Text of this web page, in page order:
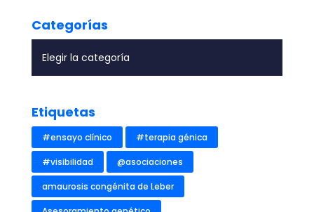
Categorías
Etiquetas
#ensayo clínico #terapia génica
#visibilidad @asociaciones
amaurosis congénita de Leber